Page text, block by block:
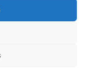
obra de
Valle, c.